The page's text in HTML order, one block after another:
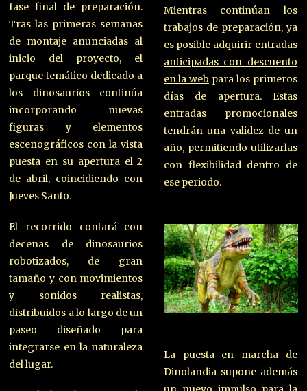
fase final de preparación.
Tras las primeras semanas
de montaje anunciadas al
inicio del proyecto, el
parque temático dedicado a
los dinosaurios continúa
incorporando nuevas
figuras y elementos
escenográficos con la vista
puesta en su apertura el 2
de abril, coincidiendo con
Jueves Santo.
El recorrido contará con
decenas de dinosaurios
robotizados, de gran
tamaño y con movimientos
y sonidos realistas,
distribuidos a lo largo de un
paseo diseñado para
integrarse en la naturaleza
del lugar.
Mientras continúan los
trabajos de preparación, ya
es posible adquirirentradas
anticipadas con descuento
en la web para los primeros
días de apertura. Estas
entradas promocionales
tendrán una validez de un
año, permitiendo utilizarlas
con flexibilidad dentro de
ese periodo.
La puesta en marcha de
Dinolandia supone además